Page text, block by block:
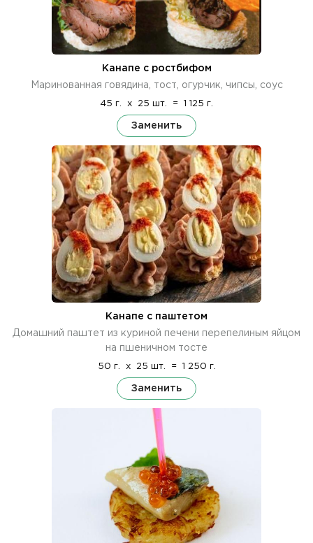
Канапе с ростбифом
Маринованная говядина, тост, огурчик, чипсы, соус
45 г. x 25 шт. = 1 125 г.
Заменить
Канапе с паштетом
Домашний паштет из куриной печени перепелиным яйцом
на пшеничном тосте
50 г. x 25 шт. = 1 250 г.
Заменить